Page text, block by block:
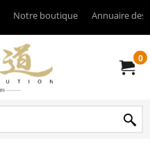
Notre boutique Annuaire des
0